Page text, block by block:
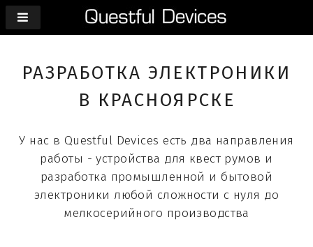
РАЗРАБОТКА ЭЛЕКТРОНИКИ
В КРАСНОЯРСКЕ
У нас в Questful Devices есть два направления
работы - устройства для квест румов и
разработка промышленной и бытовой
электроники любой сложности с нуля до
мелкосерийного производства